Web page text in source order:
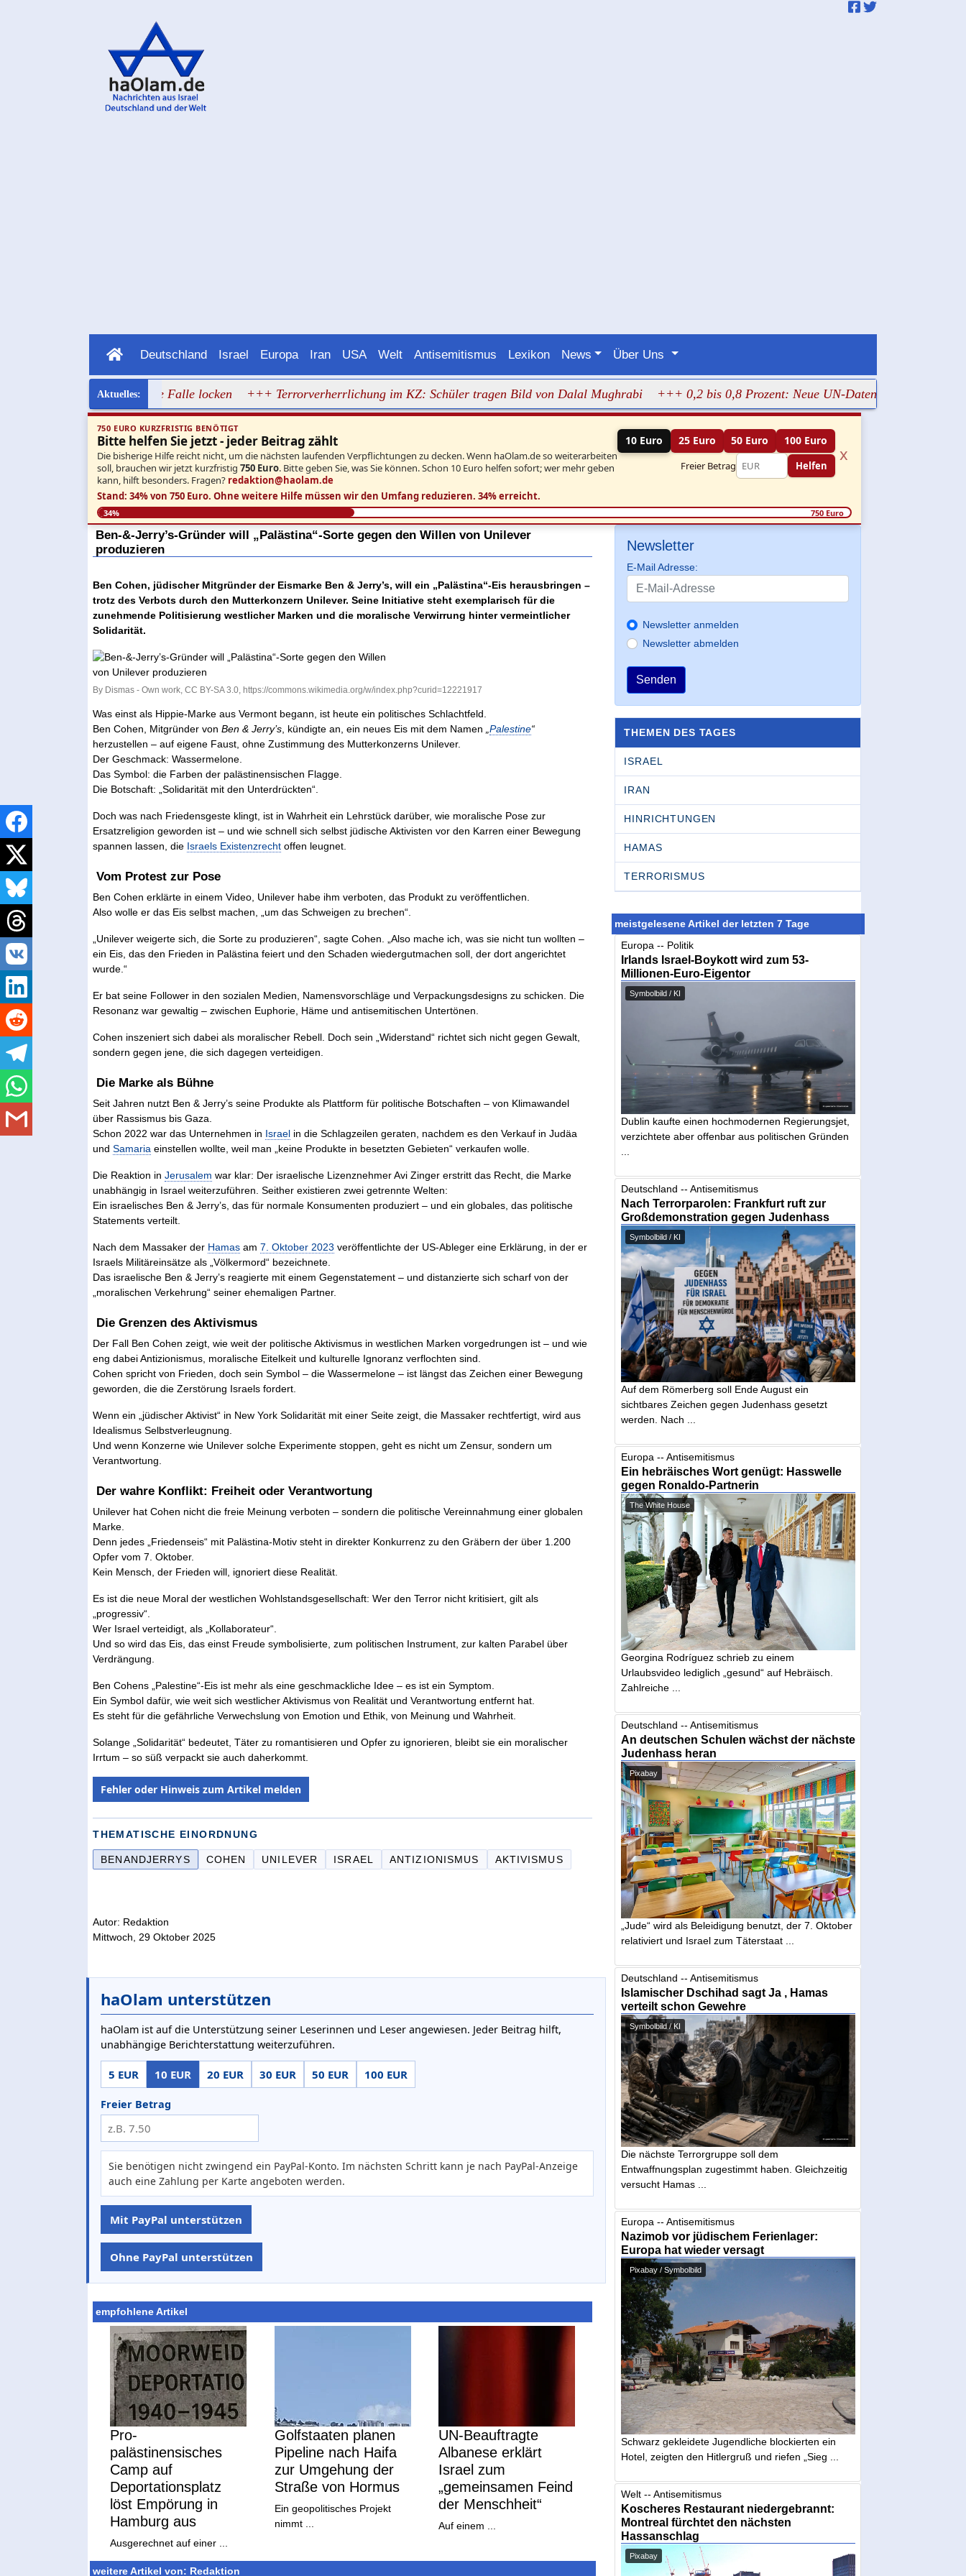
Deutschland Israel Europa Iran USA Welt Antisemitismus Lexikon News Über Uns
in die Falle locken +++ Terrorverherrlichung im KZ: Schüler tragen Bild von Dalal Mughrabi +++ 0,2 bis 0,8 Prozent: Neue UN-Daten stellen Gaza-
750 EURO KURZFRISTIG BENÖTIGT
Bitte helfen Sie jetzt - jeder Beitrag zählt
Die bisherige Hilfe reicht nicht, um die nächsten laufenden Verpflichtungen zu decken. Wenn haOlam.de so weiterarbeiten
soll, brauchen wir jetzt kurzfristig 750 Euro. Bitte geben Sie, was Sie können. Schon 10 Euro helfen sofort; wer mehr geben
kann, hilft besonders. Fragen? redaktion@haolam.de
10 Euro 25 Euro 50 Euro 100 Euro
Freier Betrag Helfen
x
Stand: 34% von 750 Euro. Ohne weitere Hilfe müssen wir den Umfang reduzieren. 34% erreicht.
34% 750 Euro
Ben-&-Jerry’s-Gründer will „Palästina“-Sorte gegen den Willen von Unilever
produzieren
Ben Cohen, jüdischer Mitgründer der Eismarke Ben & Jerry’s, will ein „Palästina“-Eis herausbringen –
trotz des Verbots durch den Mutterkonzern Unilever. Seine Initiative steht exemplarisch für die
zunehmende Politisierung westlicher Marken und die moralische Verwirrung hinter vermeintlicher
Solidarität.
By Dismas - Own work, CC BY-SA 3.0, https://commons.wikimedia.org/w/index.php?curid=12221917
Was einst als Hippie-Marke aus Vermont begann, ist heute ein politisches Schlachtfeld.
Ben Cohen, Mitgründer vonBen & Jerry’s , kündigte an, ein neues Eis mit dem Namen „Palestine“
herzustellen – auf eigene Faust, ohne Zustimmung des Mutterkonzerns Unilever.
Der Geschmack: Wassermelone.
Das Symbol: die Farben der palästinensischen Flagge.
Die Botschaft: „Solidarität mit den Unterdrückten“.
Doch was nach Friedensgeste klingt, ist in Wahrheit ein Lehrstück darüber, wie moralische Pose zur
Ersatzreligion geworden ist – und wie schnell sich selbst jüdische Aktivisten vor den Karren einer Bewegung
spannen lassen, die Israels Existenzrecht offen leugnet.
Vom Protest zur Pose
Ben Cohen erklärte in einem Video, Unilever habe ihm verboten, das Produkt zu veröffentlichen.
Also wolle er das Eis selbst machen, „um das Schweigen zu brechen“.
„Unilever weigerte sich, die Sorte zu produzieren“, sagte Cohen. „Also mache ich, was sie nicht tun wollten –
ein Eis, das den Frieden in Palästina feiert und den Schaden wiedergutmachen soll, der dort angerichtet
wurde.“
Er bat seine Follower in den sozialen Medien, Namensvorschläge und Verpackungsdesigns zu schicken. Die
Resonanz war gewaltig – zwischen Euphorie, Häme und antisemitischen Untertönen.
Cohen inszeniert sich dabei als moralischer Rebell. Doch sein „Widerstand“ richtet sich nicht gegen Gewalt,
sondern gegen jene, die sich dagegen verteidigen.
Die Marke als Bühne
Seit Jahren nutzt Ben & Jerry’s seine Produkte als Plattform für politische Botschaften – von Klimawandel
über Rassismus bis Gaza.
Schon 2022 war das Unternehmen in Israel in die Schlagzeilen geraten, nachdem es den Verkauf in Judäa
undSamaria einstellen wollte, weil man „keine Produkte in besetzten Gebieten“ verkaufen wolle.
Die Reaktion inJerusalem war klar: Der israelische Lizenznehmer Avi Zinger erstritt das Recht, die Marke
unabhängig in Israel weiterzuführen. Seither existieren zwei getrennte Welten:
Ein israelisches Ben & Jerry’s, das für normale Konsumenten produziert – und ein globales, das politische
Statements verteilt.
Nach dem Massaker der Hamas am7. Oktober 2023 veröffentlichte der US-Ableger eine Erklärung, in der er
Israels Militäreinsätze als „Völkermord“ bezeichnete.
Das israelische Ben & Jerry’s reagierte mit einem Gegenstatement – und distanzierte sich scharf von der
„moralischen Verkehrung“ seiner ehemaligen Partner.
Die Grenzen des Aktivismus
Der Fall Ben Cohen zeigt, wie weit der politische Aktivismus in westlichen Marken vorgedrungen ist – und wie
eng dabei Antizionismus, moralische Eitelkeit und kulturelle Ignoranz verflochten sind.
Cohen spricht von Frieden, doch sein Symbol – die Wassermelone – ist längst das Zeichen einer Bewegung
geworden, die die Zerstörung Israels fordert.
Wenn ein „jüdischer Aktivist“ in New York Solidarität mit einer Seite zeigt, die Massaker rechtfertigt, wird aus
Idealismus Selbstverleugnung.
Und wenn Konzerne wie Unilever solche Experimente stoppen, geht es nicht um Zensur, sondern um
Verantwortung.
Der wahre Konflikt: Freiheit oder Verantwortung
Unilever hat Cohen nicht die freie Meinung verboten – sondern die politische Vereinnahmung einer globalen
Marke.
Denn jedes „Friedenseis“ mit Palästina-Motiv steht in direkter Konkurrenz zu den Gräbern der über 1.200
Opfer vom 7. Oktober.
Kein Mensch, der Frieden will, ignoriert diese Realität.
Es ist die neue Moral der westlichen Wohlstandsgesellschaft: Wer den Terror nicht kritisiert, gilt als
„progressiv“.
Wer Israel verteidigt, als „Kollaborateur“.
Und so wird das Eis, das einst Freude symbolisierte, zum politischen Instrument, zur kalten Parabel über
Verdrängung.
Ben Cohens „Palestine“-Eis ist mehr als eine geschmackliche Idee – es ist ein Symptom.
Ein Symbol dafür, wie weit sich westlicher Aktivismus von Realität und Verantwortung entfernt hat.
Es steht für die gefährliche Verwechslung von Emotion und Ethik, von Meinung und Wahrheit.
Solange „Solidarität“ bedeutet, Täter zu romantisieren und Opfer zu ignorieren, bleibt sie ein moralischer
Irrtum – so süß verpackt sie auch daherkommt.
Fehler oder Hinweis zum Artikel melden
THEMATISCHE EINORDNUNG
BENANDJERRYS COHEN UNILEVER ISRAEL ANTIZIONISMUS AKTIVISMUS
Autor: Redaktion
Mittwoch, 29 Oktober 2025
haOlam unterstützen
haOlam ist auf die Unterstützung seiner Leserinnen und Leser angewiesen. Jeder Beitrag hilft,
unabhängige Berichterstattung weiterzuführen.
5 EUR 10 EUR 20 EUR 30 EUR 50 EUR 100 EUR
Freier Betrag
Sie benötigen nicht zwingend ein PayPal-Konto. Im nächsten Schritt kann je nach PayPal-Anzeige
auch eine Zahlung per Karte angeboten werden.
Mit PayPal unterstützen
Ohne PayPal unterstützen
empfohlene Artikel
Pro-
palästinensisches
Camp auf
Deportationsplatz
löst Empörung in
Hamburg aus
Ausgerechnet auf einer ...
Golfstaaten planen
Pipeline nach Haifa
zur Umgehung der
Straße von Hormus
Ein geopolitisches Projekt
nimmt ...
UN-Beauftragte
Albanese erklärt
Israel zum
„gemeinsamen Feind
der Menschheit“
Auf einem ...
weitere Artikel von: Redaktion
Newsletter
E-Mail Adresse:
Newsletter anmelden
Newsletter abmelden
Senden
THEMEN DES TAGES
ISRAEL
IRAN
HINRICHTUNGEN
HAMAS
TERRORISMUS
meistgelesene Artikel der letzten 7 Tage
Europa -- Politik
Irlands Israel-Boykott wird zum 53-
Millionen-Euro-Eigentor
Symbolbild / KI
Dublin kaufte einen hochmodernen Regierungsjet,
verzichtete aber offenbar aus politischen Gründen
Deutschland -- Antisemitismus
Nach Terrorparolen: Frankfurt ruft zur
Großdemonstration gegen Judenhass
Symbolbild / KI
Auf dem Römerberg soll Ende August ein
sichtbares Zeichen gegen Judenhass gesetzt
werden. Nach ...
Europa -- Antisemitismus
Ein hebräisches Wort genügt: Hasswelle
gegen Ronaldo-Partnerin
The White House
Georgina Rodríguez schrieb zu einem
Urlaubsvideo lediglich „gesund“ auf Hebräisch.
Zahlreiche ...
Deutschland -- Antisemitismus
An deutschen Schulen wächst der nächste
Judenhass heran
Pixabay
„Jude“ wird als Beleidigung benutzt, der 7. Oktober
relativiert und Israel zum Täterstaat ...
Deutschland -- Antisemitismus
Islamischer Dschihad sagt Ja , Hamas
verteilt schon Gewehre
Symbolbild / KI
Die nächste Terrorgruppe soll dem
Entwaffnungsplan zugestimmt haben. Gleichzeitig
versucht Hamas ...
Europa -- Antisemitismus
Nazimob vor jüdischem Ferienlager:
Europa hat wieder versagt
Pixabay / Symbolbild
Schwarz gekleidete Jugendliche blockierten ein
Hotel, zeigten den Hitlergruß und riefen „Sieg ...
Welt -- Antisemitismus
Koscheres Restaurant niedergebrannt:
Montreal fürchtet den nächsten
Hassanschlag
Pixabay